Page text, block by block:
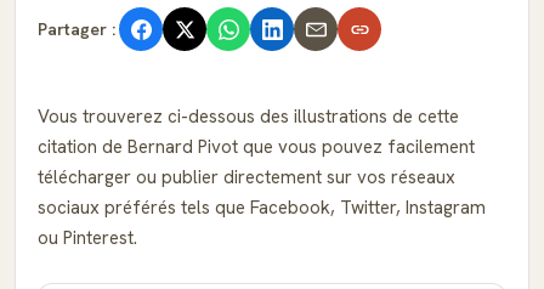
Partager :
Vous trouverez ci-dessous des illustrations de cette
citation de Bernard Pivot que vous pouvez facilement
télécharger ou publier directement sur vos réseaux
sociaux préférés tels que Facebook, Twitter, Instagram
ou Pinterest.